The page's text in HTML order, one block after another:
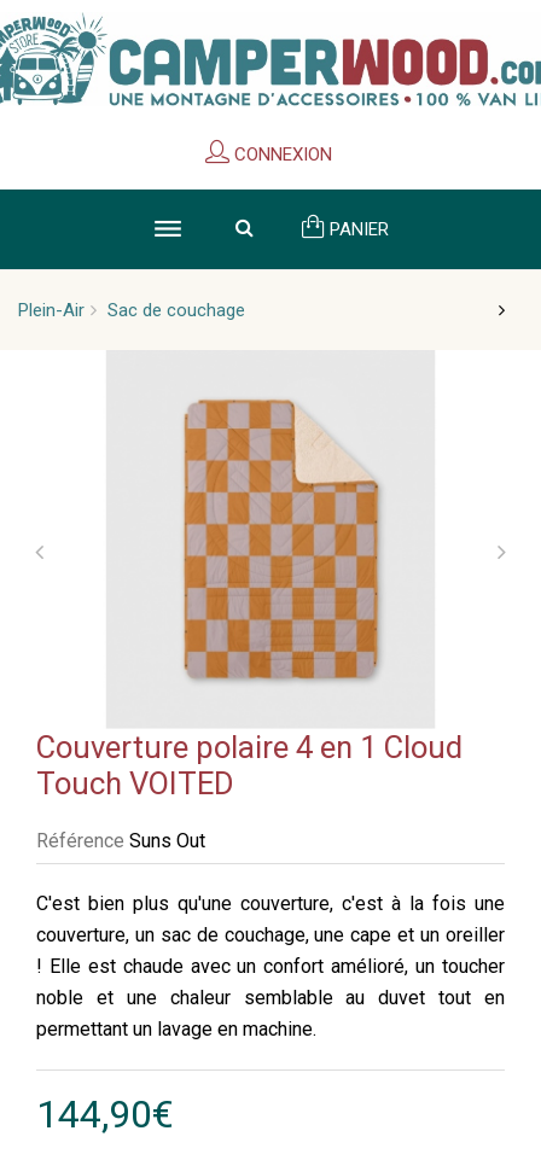
CONNEXION
PANIER
Plein-Air Sac de couchage
Couverture polaire 4 en 1 Cloud
Touch VOITED
Référence Suns Out
C'est bien plus qu'une couverture, c'est à la fois une
couverture, un sac de couchage, une cape et un oreiller
! Elle est chaude avec un confort amélioré, un toucher
noble et une chaleur semblable au duvet tout en
permettant un lavage en machine.
144,90€
Cookies management panel